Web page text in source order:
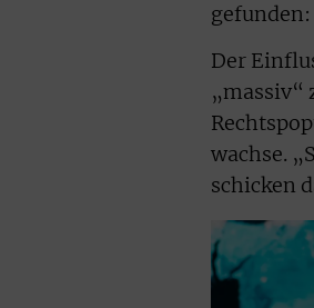
Der
„massiv“
wachse.
schicken